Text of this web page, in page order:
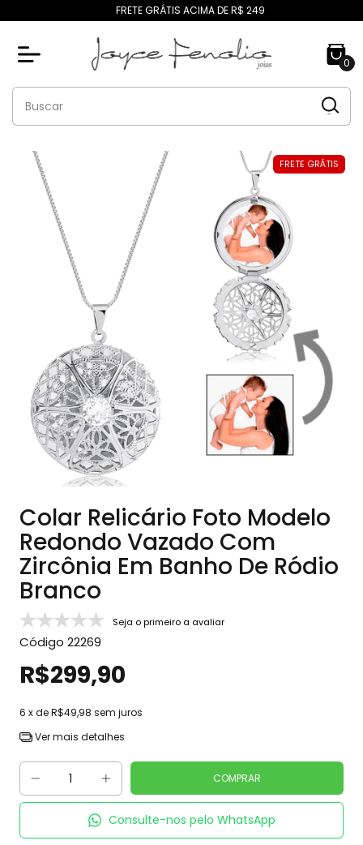
FRETE GRÁTIS ACIMA DE R$ 249
0
FRETE GRÁTIS
Colar Relicário Foto Modelo
Redondo Vazado Com
Zircônia Em Banho De Ródio
Branco
Seja o primeiro a avaliar
Código 22269
R$299,90
6 x deR$49,98 sem juros
Ver mais detalhes
Consulte-nos pelo WhatsApp